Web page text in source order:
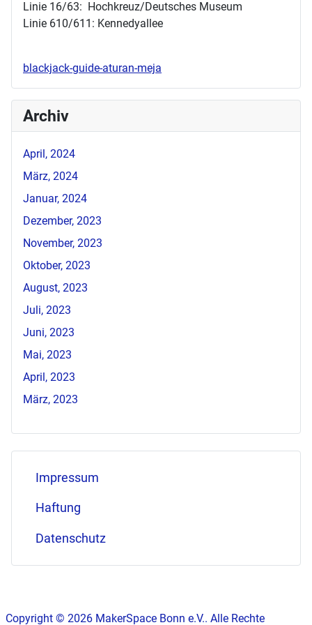
Linie 16/63: Hochkreuz/Deutsches Museum
Linie 610/611: Kennedyallee
blackjack-guide-aturan-meja
Archiv
April, 2024
März, 2024
Januar, 2024
Dezember, 2023
November, 2023
Oktober, 2023
August, 2023
Juli, 2023
Juni, 2023
Mai, 2023
April, 2023
März, 2023
Impressum
Haftung
Datenschutz
Copyright © 2026 MakerSpace Bonn e.V.. Alle Rechte